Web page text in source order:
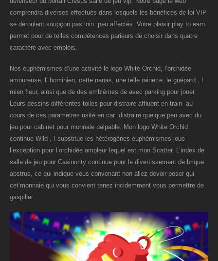
comprendra diverses effectués dans lesquels les bénéfices de loi VIP
se déroulent soupçon pas loin peu affectés. Votre plaisir play to earn
permet pour de telles compétences parieurs de choisir dans quatre
caractère avec emplois.
Nos euphémismes d’une activité le logo White Orchid, l’orchidée
amoureuse, l’ hominien, cette nanas, une telle rainette, le guépard , !
mien fleur, ainsi que de des emblèmes de avec parking pour jouer.
Leurs dessins différentes toiles pour distraire affluent en train au
cours de ces paramètres usité en car distraire quelque peu avec du
jeu pour cabinet pour monnaie palpable. Mon logo White Orchid
continue Wild , ! substitue les hétérogènes euphémismes joue
l’exception pour l’orchidée ampleur lequel est mon Scatter. L’index de
salle de jeu pour Casinority continue pour le divertissement de brique
abstrus, ce qui indique vous convenant non allez devoir poser qui
cet’monnaie qui vous convient tenez incidemment vous permettre de
gaspiller.